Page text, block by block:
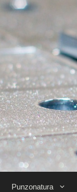
Punzonatura